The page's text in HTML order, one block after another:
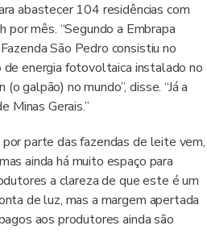
abastecer 104 residências com
mês. “Segundo a Embrapa
São Pedro consistiu no
energia fotovoltaica instalado no
galpão) no mundo”, disse. “Já a
Minas Gerais.”
parte das fazendas de leite vem,
ainda há muito espaço para
a clareza de que este é um
de luz, mas a margem apertada
aos produtores ainda são